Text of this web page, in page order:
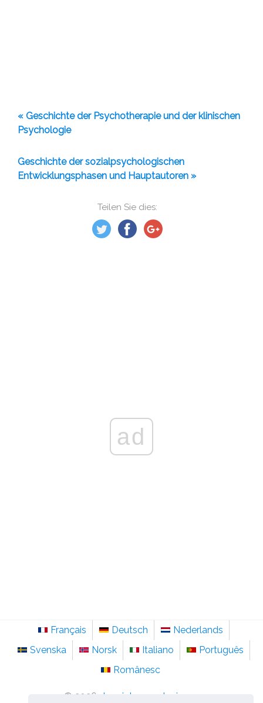
Teilen Sie dies:
« Geschichte der Psychotherapie und der klinischen
Psychologie
Geschichte der sozialpsychologischen
Entwicklungsphasen und Hauptautoren »
ad
Français Deutsch
Nederlands
Svenska
Norsk Italiano
Português
Românesc
© 2026 de.sainte-anastasie.org